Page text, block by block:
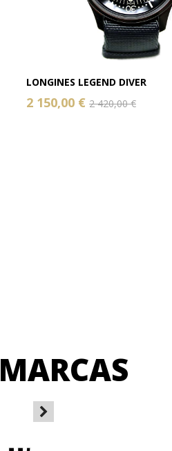
LONGINES LEGEND DIVER
2 150,00 € 2 420,00 €
MARCAS